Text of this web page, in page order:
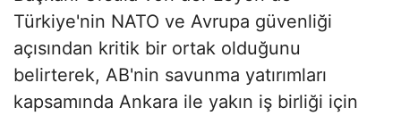
Türkiye'nin NATO ve Avrupa güvenliği
açısından kritik bir ortak olduğunu
belirterek, AB'nin savunma yatırımları
kapsamında Ankara ile yakın iş birliği için